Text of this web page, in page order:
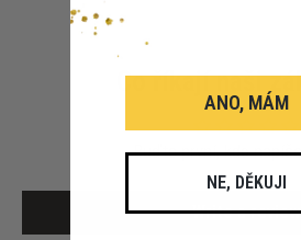
Co říkají naši
Buďte první, kdo
Write a review
ANO, MÁM
NE, DĚKUJI